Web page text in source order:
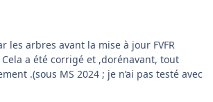
les arbres avant la mise à jour FVFR
a été corrigé et ,dorénavant, tout
.(sous MS 2024 ; je n’ai pas testé avec